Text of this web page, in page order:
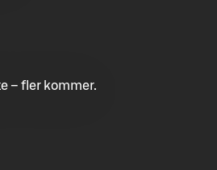
– fler kommer.